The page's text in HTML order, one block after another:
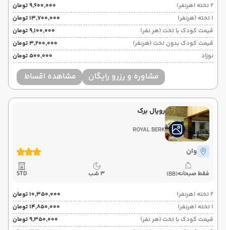
2 تخته (هرنفر)
۹٬۶۰۰٬۰۰۰ تومان
1 تخته (هرنفر)
۱۳٬۷۰۰٬۰۰۰ تومان
قیمت کودک با تخت (هر نفر)
۹٬۱۰۰٬۰۰۰ تومان
قیمت کودک بدون تخت (هرنفر)
۳٬۲۰۰٬۰۰۰ تومان
نوزاد
۵۰۰٬۰۰۰ تومان
مشاوره و رزرو رایگان مشاهده اقساط
رویال برک
ROYAL BERK
وان
فقط صبحانه(BB) 3 شب STD
2 تخته (هرنفر)
۱۰٬۳۵۰٬۰۰۰ تومان
1 تخته (هرنفر)
۱۴٬۸۵۰٬۰۰۰ تومان
قیمت کودک با تخت (هر نفر)
۹٬۳۵۰٬۰۰۰ تومان